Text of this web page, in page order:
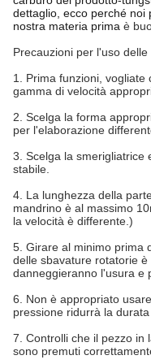
dettaglio, ecco perché noi
nostra materia prima è
Precauzioni per l'uso
1. Prima funzioni, vogliate
gamma di velocità
2. Scelga la forma
per l'elaborazione
3. Scelga la smerigliatrice
stabile.
4. La lunghezza della
mandrino è al massimo
la velocità è differente.)
5. Girare al minimo prima
delle sbavature rotatorie
danneggieranno l'usura e
6. Non è appropriato
pressione ridurrà la
7. Controlli che il pezzo in
sono premuti